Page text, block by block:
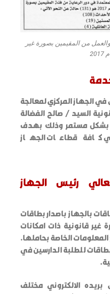
من المقيمين بصورة غير
الجهاز المركزي لمعالجة
السيد / صالح الفضالة
بشكل مستمر وذلك بهدف
كافة قطاعات الجهاز
رئيس الجهاز
بالجهاز باصدار بطاقات
غير قانونية ذات امكانات
الخاصة بحاملها.
للطلبة الدارسين في
الالكتروني مختلف